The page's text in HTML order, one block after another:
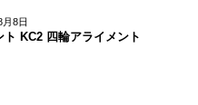
8日
ト KC2 四輪アライメント